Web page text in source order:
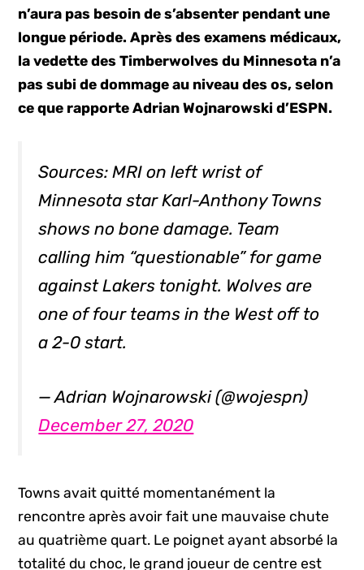
n’aura pas besoin de s’absenter pendant une
longue période. Après des examens médicaux,
la vedette des Timberwolves du Minnesota n’a
pas subi de dommage au niveau des os, selon
ce que rapporte Adrian Wojnarowski d’ESPN.
Sources: MRI on left wrist of
Minnesota star Karl-Anthony Towns
shows no bone damage. Team
calling him “questionable” for game
against Lakers tonight. Wolves are
one of four teams in the West off to
a 2-0 start.
— Adrian Wojnarowski (@wojespn)
December 27, 2020
Towns avait quitté momentanément la
rencontre après avoir fait une mauvaise chute
au quatrième quart. Le poignet ayant absorbé la
totalité du choc, le grand joueur de centre est